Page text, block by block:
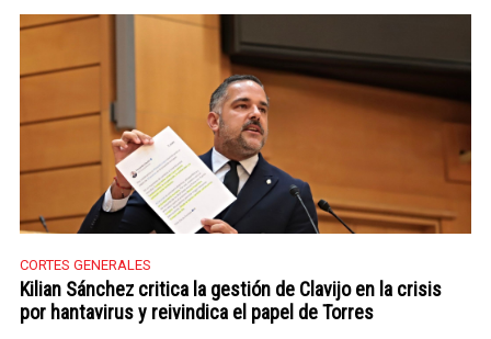
CORTES GENERALES
Kilian Sánchez critica la gestión de Clavijo en la crisis
por hantavirus y reivindica el papel de Torres